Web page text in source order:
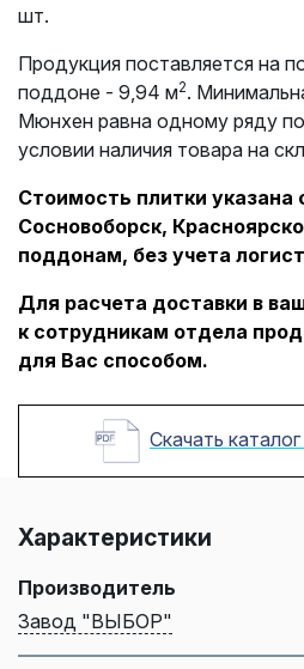
шт.
Продукция поставляется на
поддоне - 9,94 м2.
Мюнхен равна одному ряду
условии наличия товара на
Стоимость плитки указана
Сосновоборск,
поддонам, без учета
Для расчета доставки в
к сотрудникам отдела
для Вас способом.
Скачать
Характеристики
Производитель
Завод "ВЫБОР"